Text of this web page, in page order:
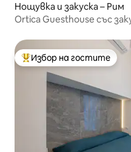
Нощувка и закуска – Рим
Ortica Guesthouse със
Най-популярен избор на
Избор на гостите